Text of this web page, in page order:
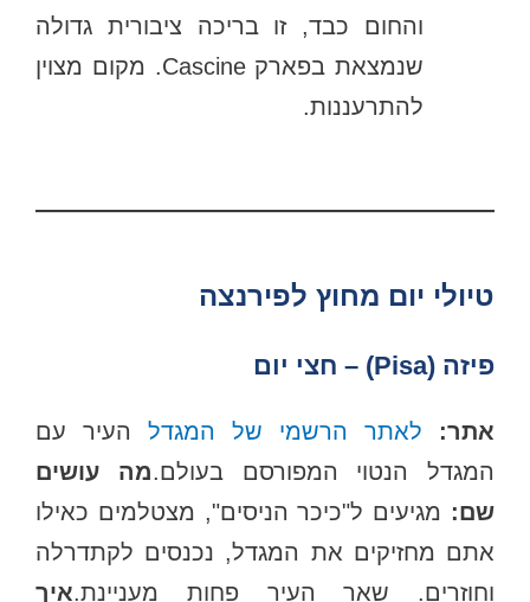
והחום כבד, זו בריכה ציבורית גדולה
שנמצאת בפארק Cascine. מקום מצוין
להתרעננות.
טיולי יום מחוץ לפירנצה
פיזה (Pisa) – חצי יום
אתר: לאתר הרשמי של המגדלהעיר עם
המגדל הנטוי המפורסם בעולם.מה עושים
שם:מגיעים ל"כיכר הניסים", מצטלמים כאילו
אתם מחזיקים את המגדל, נכנסים לקתדרלה
וחוזרים. שאר העיר פחות מעניינת.איך